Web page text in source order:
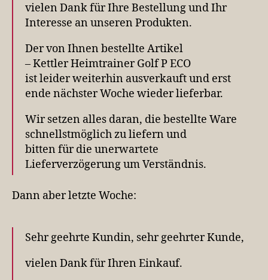
vielen Dank für Ihre Bestellung und Ihr
Interesse an unseren Produkten.
Der von Ihnen bestellte Artikel
– Kettler Heimtrainer Golf P ECO
ist leider weiterhin ausverkauft und erst
ende nächster Woche wieder lieferbar.
Wir setzen alles daran, die bestellte Ware
schnellstmöglich zu liefern und
bitten für die unerwartete
Lieferverzögerung um Verständnis.
Dann aber letzte Woche:
Sehr geehrte Kundin, sehr geehrter Kunde,
vielen Dank für Ihren Einkauf.